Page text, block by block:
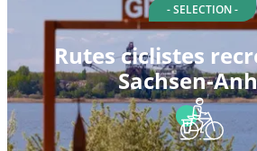
- SELECTION -
Rutes ciclistes
Sachsen-